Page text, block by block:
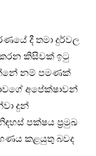
දී තමා දුර්වල
කිසිවක් ඉටු
නම් පමණක්
අපේක්ෂාවන්
දුන්
පක්ෂය ප්‍රමුඛ
කළයුතු බවද